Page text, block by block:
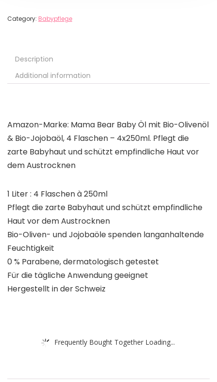
Category: Babypflege
Description
Additional information
Amazon-Marke: Mama Bear Baby Öl mit Bio-Olivenöl
& Bio-Jojobaöl, 4 Flaschen – 4x250ml. Pflegt die
zarte Babyhaut und schützt empfindliche Haut vor
dem Austrocknen
1 Liter : 4 Flaschen à 250ml
Pflegt die zarte Babyhaut und schützt empfindliche
Haut vor dem Austrocknen
Bio-Oliven- und Jojobaöle spenden langanhaltende
Feuchtigkeit
0 % Parabene, dermatologisch getestet
Für die tägliche Anwendung geeignet
Hergestellt in der Schweiz
Frequently Bought Together Loading...